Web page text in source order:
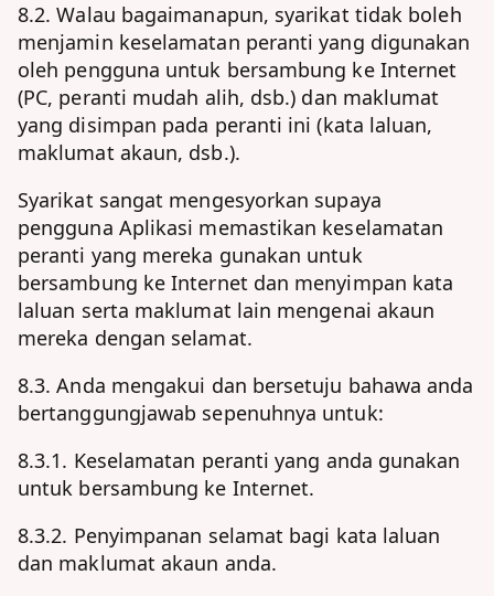
8.2. Walau bagaimanapun, syarikat tidak boleh
menjamin keselamatan peranti yang digunakan
oleh pengguna untuk bersambung ke Internet
(PC, peranti mudah alih, dsb.) dan maklumat
yang disimpan pada peranti ini (kata laluan,
maklumat akaun, dsb.).
Syarikat sangat mengesyorkan supaya
pengguna Aplikasi memastikan keselamatan
peranti yang mereka gunakan untuk
bersambung ke Internet dan menyimpan kata
laluan serta maklumat lain mengenai akaun
mereka dengan selamat.
8.3. Anda mengakui dan bersetuju bahawa anda
bertanggungjawab sepenuhnya untuk:
8.3.1. Keselamatan peranti yang anda gunakan
untuk bersambung ke Internet.
8.3.2. Penyimpanan selamat bagi kata laluan
dan maklumat akaun anda.